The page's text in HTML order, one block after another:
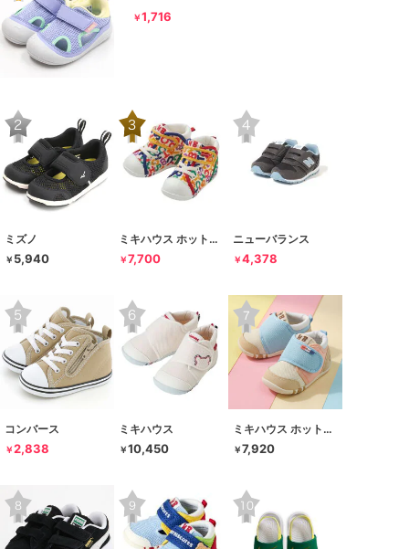
￥1,716
ミズノ
￥ 5,940
ミキハウス ホットビスケッツ
￥7,700
ニューバランス
￥4,378
コンバース
￥2,838
ミキハウス
￥10,450
ミキハウス ホットビスケッツ
￥7,920